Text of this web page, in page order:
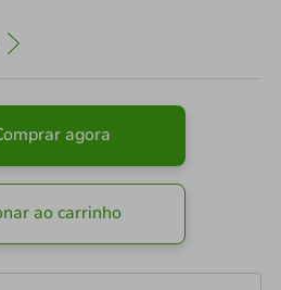
agora
ao carrinho